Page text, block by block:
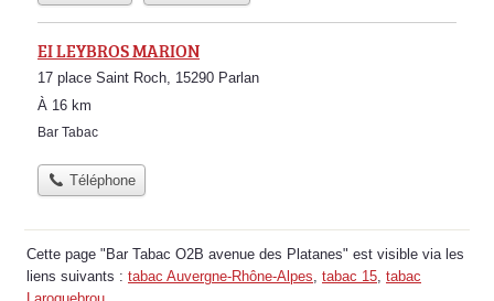
EI LEYBROS MARION
17 place Saint Roch, 15290 Parlan
À 16 km
Bar Tabac
Téléphone
Cette page "Bar Tabac O2B avenue des Platanes" est visible via les
liens suivants : tabac Auvergne-Rhône-Alpes tabac 15 tabac